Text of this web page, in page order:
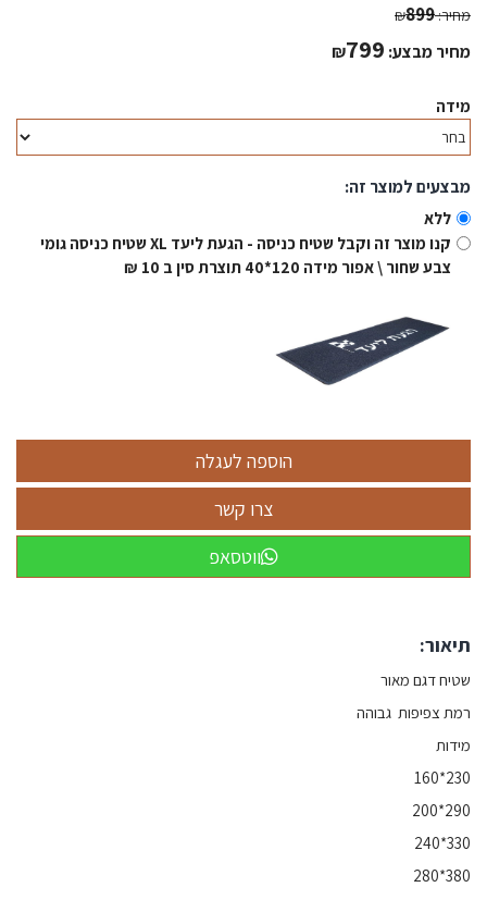
מחיר: ₪899
מחיר מבצע: ₪799
מידה
מבצעים למוצר זה:
ללא
קנו מוצר זה וקבל שטיח כניסה - הגעת ליעד XL שטיח כניסה גומי
צבע שחור \ אפור מידה 120*40 תוצרת סין ב 10 ₪
ווטסאפ
תיאור:
שטיח דגם מאור
רמת צפיפות גבוהה
מידות
230*160
290*200
330*240
380*280